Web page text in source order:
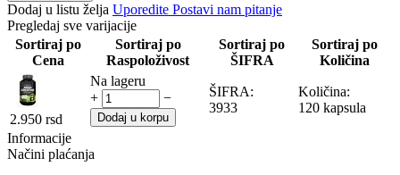
Dodaj u listu želja Uporedite Postavi nam pitanje
Pregledaj sve varijacije
Sortiraj po
Cena
Sortiraj po
Raspoloživost
Sortiraj po
ŠIFRA
Sortiraj po
Količina
2.950 rsd
Na lageru
+
−
Dodaj u korpu
ŠIFRA:
3933
Količina:
120 kapsula
Informacije
Načini plaćanja